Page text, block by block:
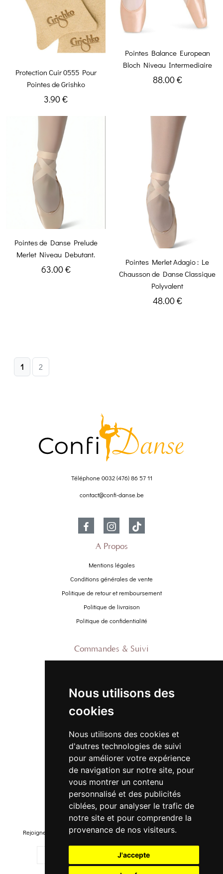
Nous utilisons des
cookies
Nous utilisons des cookies et
d'autres technologies de suivi
pour améliorer votre expérience
de navigation sur notre site, pour
vous montrer un contenu
personnalisé et des publicités
ciblées, pour analyser le trafic de
notre site et pour comprendre la
provenance de nos visiteurs.
J'accepte
Protection Cuir 0555 Pour
Pointes de Grishko
3.90 €
Pointes Balance European
Bloch Niveau Intermediaire
88.00 €
Pointes de Danse Prelude
Merlet Niveau Debutant.
63.00 €
Pointes Merlet Adagio : Le
Chausson de Danse Classique
Polyvalent
48.00 €
1 2
Téléphone 0032 (476) 86 57 11
contact@confi-danse.be
À Propos
Mentions légales
Conditions générales de vente
Politique de retour et remboursement
Politique de livraison
Politique de confidentialité
Commandes & Suivi
Suivre ma commande
Nouveautés
Promo Femme
Promo Homme
Promo Enfant
Newsletter
Rejoignez-notre liste pour recevoir des promotions et nouveautés !